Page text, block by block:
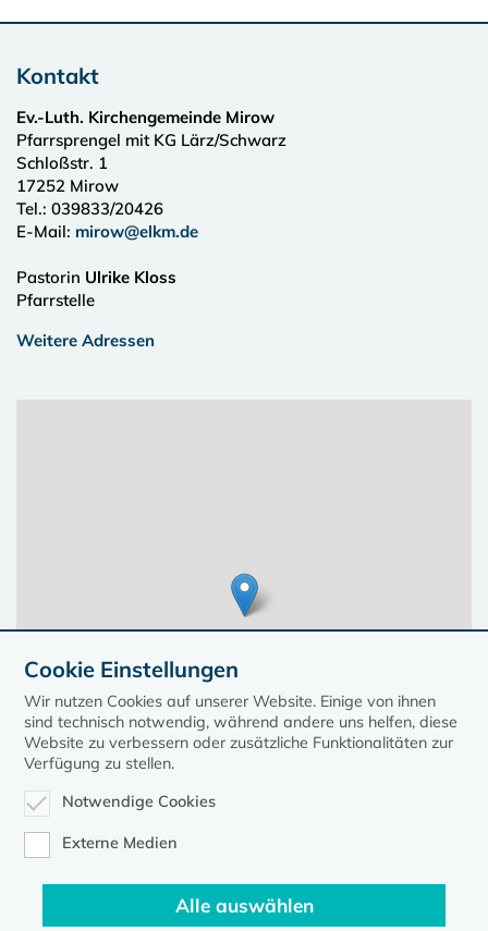
Kontakt
Ev.-Luth. Kirchengemeinde Mirow
Pfarrsprengel mit KG Lärz/Schwarz
Schloßstr. 1
17252 Mirow
Tel.: 039833/20426
E-Mail: mirow@elkm.de
Pastorin Ulrike Kloss
Pfarrstelle
Weitere Adressen
Diese Seite gehört zum Portalkirche-mv.de
Cookie Einstellungen
Wir nutzen Cookies auf unserer Website. Einige von ihnen
sind technisch notwendig, während andere uns helfen, diese
Website zu verbessern oder zusätzliche Funktionalitäten zur
Verfügung zu stellen.
Notwendige Cookies
Externe Medien
Alle auswählen